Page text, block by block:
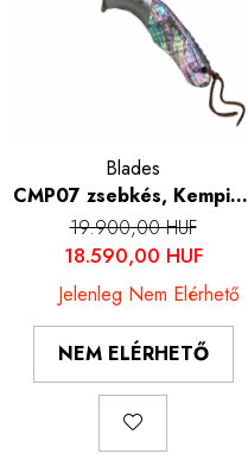
Blades
CMP07 zsebkés, Kemping
és túrázás, damaszkuszi
acél VG10 mag, rózsafa
fogantyú, 18,5 cm
19.900,00 HUF
18.590,00 HUF
Jelenleg Nem Elérhető
NEM ELÉRHETŐ